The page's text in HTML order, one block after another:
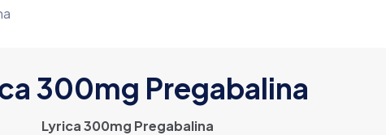
300mg Pregabalina
Lyrica 300mg Pregabalina